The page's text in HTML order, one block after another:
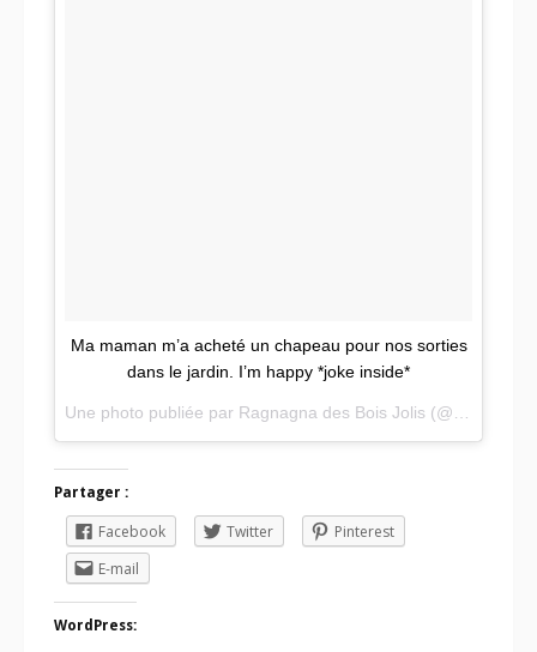
Ma maman m’a acheté un chapeau pour nos sorties
dans le jardin. I’m happy *joke inside*
Partager :
Facebook Twitter
Pinterest
E-mail
WordPress: